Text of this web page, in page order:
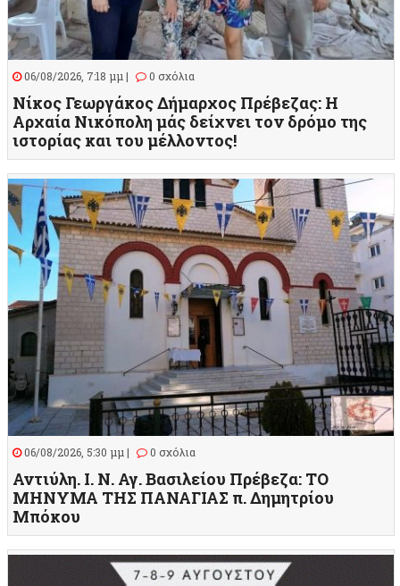
06/08/2026, 7:18 μμ | 0 σχόλια
Νίκος Γεωργάκος Δήμαρχος Πρέβεζας: Η
Αρχαία Νικόπολη μάς δείχνει τον δρόμο της
ιστορίας και του μέλλοντος!
06/08/2026, 5:30 μμ | 0 σχόλια
Αντιύλη. Ι. Ν. Αγ. Βασιλείου Πρέβεζα: ΤΟ
ΜΗΝΥΜΑ ΤΗΣ ΠΑΝΑΓΙΑΣ π. Δημητρίου
Μπόκου